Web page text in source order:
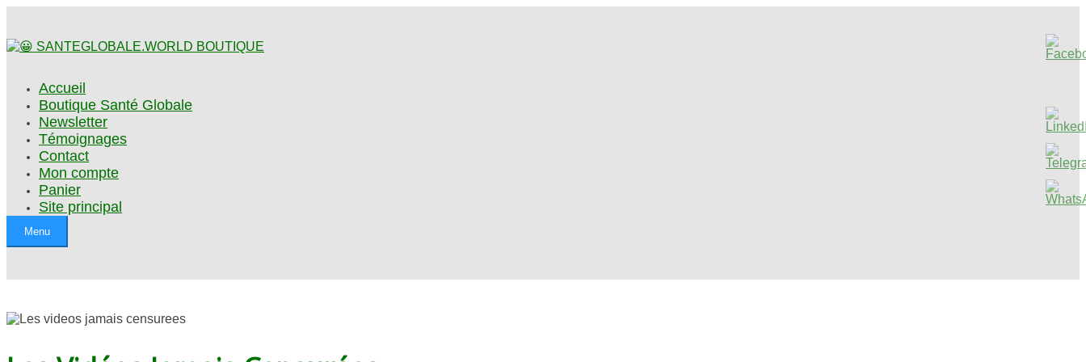
Accueil
Boutique Santé Globale
Newsletter
Témoignages
Contact
Mon compte
Panier
Site principal
Menu